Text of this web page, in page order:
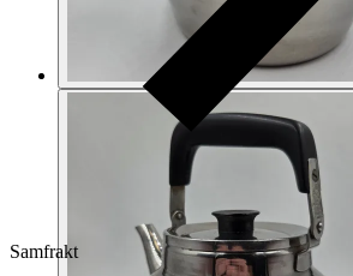
Samfrakt